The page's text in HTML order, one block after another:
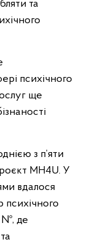
та
психічного
ще
з п’яти
MH4U. У
вдалося
психічного
№, де